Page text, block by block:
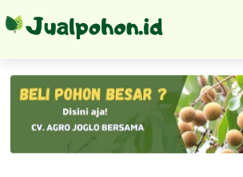
Bibit Tanaman Sawo Manila Buah Terlaris